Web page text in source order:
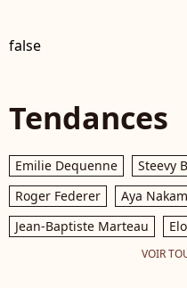
false
Tendances
Emilie Dequenne Steevy
Roger Federer
Aya
Jean-Baptiste Marteau
VOIR